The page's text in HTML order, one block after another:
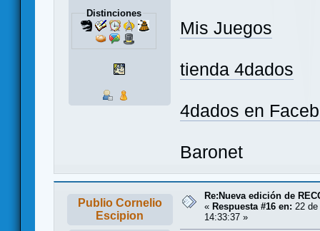
Distinciones
Mis Juegos
tienda 4dados
4dados en
Baronet
Publio Cornelio
Escipion
Re:Nueva edición de
« Respuesta #16 en: 22
14:33:37 »